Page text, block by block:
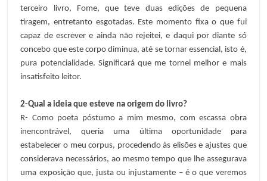
terceiro livro, Fome, que teve duas edições de pequena
tiragem, entretanto esgotadas. Este momento fixa o que fui
capaz de escrever e ainda não rejeitei, e daqui por diante só
concebo que este corpo diminua, até se tornar essencial, isto é,
pura potencialidade. Significará que me tornei melhor e mais
insatisfeito leitor.
2-Qual a ideia que esteve na origem do livro?
R- Como poeta póstumo a mim mesmo, com escassa obra
inencontrável, queria uma última oportunidade para
estabelecer o meu corpus, procedendo às elisões e ajustes que
considerava necessários, ao mesmo tempo que lhe assegurava
uma exposição que, justa ou injustamente – é o que veremos